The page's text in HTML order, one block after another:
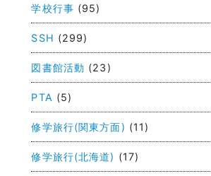
ナ
ビ
ゲ
ー
シ
ョ
ン
学校行事 (95)
SSH (299)
図書館活動 (23)
PTA (5)
修学旅行(関東方面) (11)
修学旅行(北海道) (17)